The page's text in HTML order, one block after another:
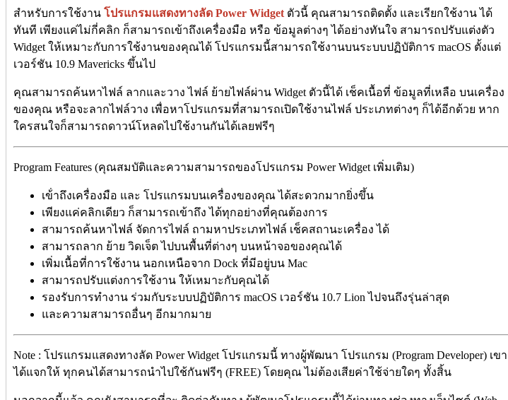
สำหรับการใช้งาน โปรแกรมแสดงทางลัด Power Widget ตัวนี้ คุณสามารถติดตั้ง และเรียกใช้งาน ได้
ทันที เพียงแค่ไม่กี่คลิก ก็สามารถเข้าถึงเครื่องมือ หรือ ข้อมูลต่างๆ ได้อย่างทันใจ สามารถปรับแต่งตัว
Widget ให้เหมาะกับการใช้งานของคุณได้ โปรแกรมนี้สามารถใช้งานบนระบบปฏิบัติการ macOS ตั้งแต่
เวอร์ชัน 10.9 Mavericks ขึ้นไป
คุณสามารถค้นหาไฟล์ ลากและวาง ไฟล์ ย้ายไฟล์ผ่าน Widget ตัวนี้ได้ เช็คเนื้อที่ ข้อมูลที่เหลือ บนเครื่อง
ของคุณ หรือจะลากไฟล์วาง เพื่อหาโปรแกรมที่สามารถเปิดใช้งานไฟล์ ประเภทต่างๆ ก็ได้อีกด้วย หาก
ใครสนใจก็สามารถดาวน์โหลดไปใช้งานกันได้เลยฟรีๆ
Program Features (คุณสมบัติและความสามารถของโปรแกรม Power Widget เพิ่มเติม)
เข้่าถึงเครื่องมือ และ โปรแกรมบนเครื่องของคุณ ได้สะดวกมากยิ่งขึ้น
เพียงแค่คลิกเดียว ก็สามารถเข้าถึง ได้ทุกอย่างที่คุณต้องการ
สามารถค้นหาไฟล์ จัดการไฟล์ ถามหาประเภทไฟล์ เช็คสถานะเครื่อง ได้
สามารถลาก ย้าย วิดเจ็ต ไปบนพื้นที่ต่างๆ บนหน้าจอของคุณได้
เพิ่มเนื้อที่การใช้งาน นอกเหนือจาก Dock ที่มีอยู่บน Mac
สามารถปรับแต่งการใช้งาน ให้เหมาะกับคุณได้
รองรับการทำงาน ร่วมกับระบบปฏิบัติการ macOS เวอร์ชัน 10.7 Lion ไปจนถึงรุ่นล่าสุด
และความสามารถอื่นๆ อีกมากมาย
Note : โปรแกรมแสดงทางลัด Power Widget โปรแกรมนี้ ทางผู้พัฒนา โปรแกรม (Program Developer) เขา
ได้แจกให้ ทุกคนได้สามารถนำไปใช้กันฟรีๆ (FREE) โดยคุณ ไม่ต้องเสียค่าใช้จ่ายใดๆ ทั้งสิ้น